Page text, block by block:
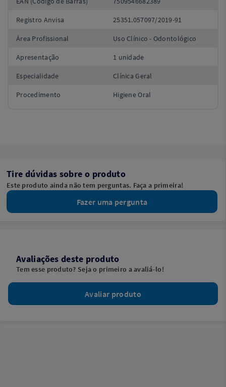
Registro Anvisa 25351.057097/2019-91
Área Profissional Uso Clínico - Odontológico
Apresentação 1 unidade
Especialidade Clínica Geral
Procedimento Higiene Oral
Tire dúvidas sobre o produto
Este produto ainda não tem perguntas. Faça a primeira!
Fazer uma pergunta
Avaliações deste produto
Tem esse produto? Seja o primeiro a avaliá-lo!
Avaliar produto